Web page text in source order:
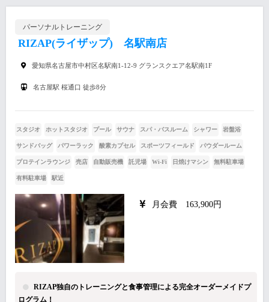
パーソナルトレーニング
RIZAP(ライザップ) 名駅南店
愛知県名古屋市中村区名駅南1-12-9 グランスクエア名駅南1F
名古屋駅 桜通口 徒歩8分
スタジオ ホットスタジオ プール サウナ スパ・バスルーム シャワー 岩盤浴
サンドバッグ パワーラック 酸素カプセル スポーツフィールド パウダールーム
プロテインラウンジ 売店 自動販売機 託児場 Wi-Fi 日焼けマシン 無料駐車場
有料駐車場 駅近
月会費 163,900円
RIZAP独自のトレーニングと食事管理による完全オーダーメイドプ
ログラム！